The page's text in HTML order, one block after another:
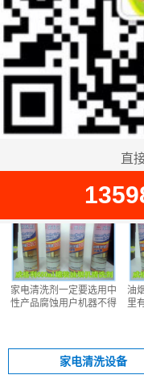
*能家电清洗机
家电清洗剂一定要选用中
性产品腐蚀用户机器不得
油
里
家电清洗设备
直
直